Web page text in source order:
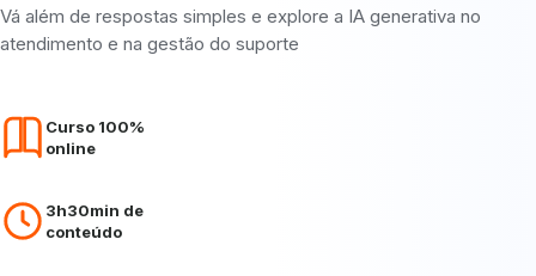
Vá além de respostas simples e explore a IA generativa no
atendimento e na gestão do suporte
Curso 100%
online
3h30min de
conteúdo